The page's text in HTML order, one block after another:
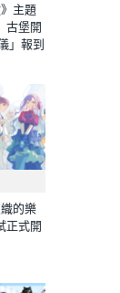
主題
古堡開
」報到
的樂
正式開